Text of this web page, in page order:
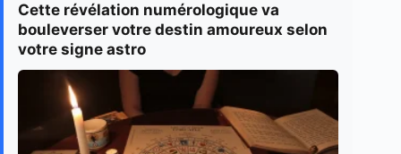
Cette révélation numérologique va
bouleverser votre destin amoureux selon
votre signe astro